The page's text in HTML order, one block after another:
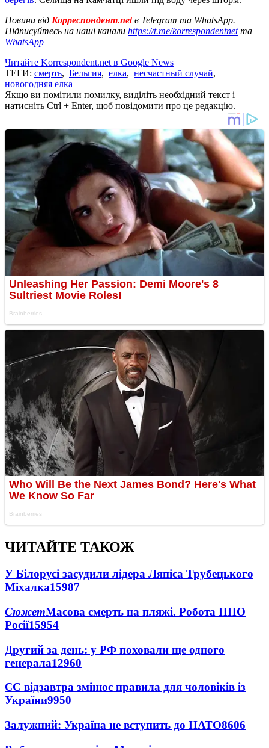
Новини від Корреспондент.netв Telegram та WhatsApp.
Підписуйтесь на наші канали https://t.me/korrespondentnetта
WhatsApp
Читайте Korrespondent.net в Google News
ТЕГИ: смерть, Бельгия, елка, несчастный случай,
новогодняя елка
Якщо ви помітили помилку, виділіть необхідний текст і
натисніть Ctrl + Enter, щоб повідомити про це редакцію.
ЧИТАЙТЕ ТАКОЖ
У Білорусі засудили лідера Ляпіса Трубецького
Міхалка15987
СюжетМасова смерть на пляжі. Робота ППО
Росії15954
Другий за день: у РФ поховали ще одного
генерала12960
ЄС відзавтра змінює правила для чоловіків із
України9950
Залужний: Україна не вступить до НАТО8606